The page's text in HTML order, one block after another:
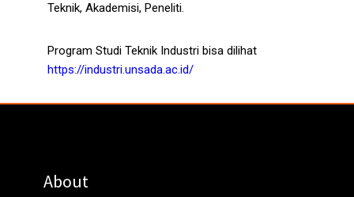
Teknik, Akademisi, Peneliti.
Program Studi Teknik Industri bisa dilihat
https://industri.unsada.ac.id/
About